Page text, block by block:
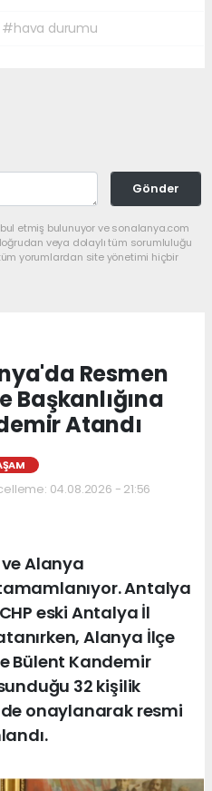
#hava durumu
Gönder
etmiş bulunuyor ve sonalanya.com
veya dolaylı tüm sorumluluğu
yorumlardan site yönetimi hiçbir
Resmen
Başkanlığına
Atandı
04.08.2026 - 21:56
Alanya
Antalya
eski Antalya İl
Alanya İlçe
Bülent Kandemir
32 kişilik
onaylanarak resmi